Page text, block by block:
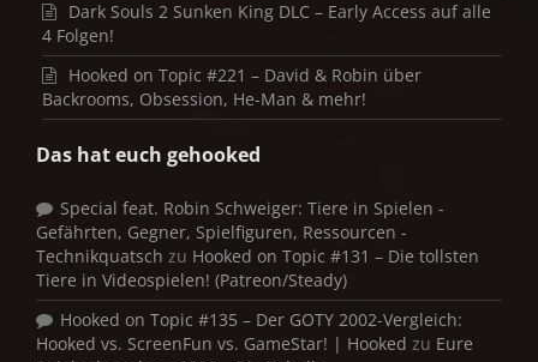
Dark Souls 2 Sunken King DLC – Early Access auf alle
4 Folgen!
Hooked on Topic #221 – David & Robin über
Backrooms, Obsession, He-Man & mehr!
Das hat euch gehooked
Special feat. Robin Schweiger: Tiere in Spielen -
Gefährten, Gegner, Spielfiguren, Ressourcen -
Technikquatsch zu Hooked on Topic #131 – Die tollsten
Tiere in Videospielen! (Patreon/Steady)
Hooked on Topic #135 – Der GOTY 2002-Vergleich:
Hooked vs. ScreenFun vs. GameStar! | Hooked zu Eure